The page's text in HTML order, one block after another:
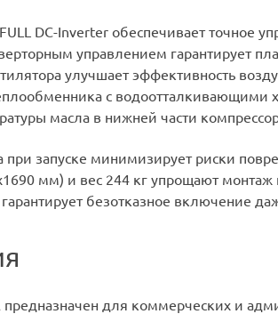
DC-Inverter обеспечивает точное
управлением гарантирует
улучшает эффективность
с водоотталкивающими
масла в нижней части
запуске минимизирует риски
мм) и вес 244 кг упрощают монтаж
безотказное включение
для коммерческих и